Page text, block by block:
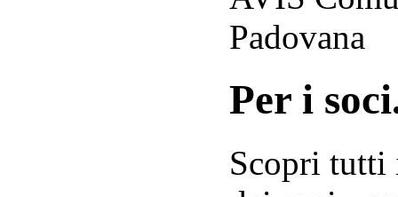
Padovana
Per i
Scopri tutti